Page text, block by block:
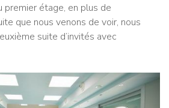
premier étage, en plus de
que nous venons de voir, nous
suite d’invités avec